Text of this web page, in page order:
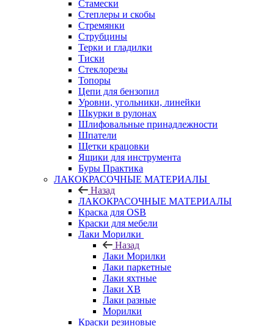
Стамески
Степлеры и скобы
Стремянки
Струбцины
Терки и гладилки
Тиски
Стеклорезы
Топоры
Цепи для бензопил
Уровни, угольники, линейки
Шкурки в рулонах
Шлифовальные принадлежности
Шпатели
Щетки крацовки
Ящики для инструмента
Буры Практика
ЛАКОКРАСОЧНЫЕ МАТЕРИАЛЫ
Назад
ЛАКОКРАСОЧНЫЕ МАТЕРИАЛЫ
Краска для OSB
Краски для мебели
Лаки Морилки
Назад
Лаки Морилки
Лаки паркетные
Лаки яхтные
Лаки ХВ
Лаки разные
Морилки
Краски резиновые